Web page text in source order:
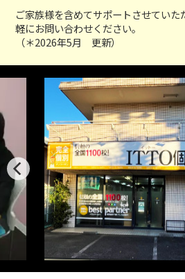
ご家族様を含めてサポートさせてい
軽にお問い合わせください。
（＊2026年5月 更新）